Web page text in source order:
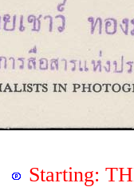
Starting: